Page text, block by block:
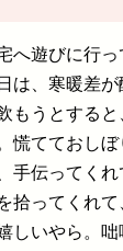
へ遊びに行
は、寒暖差
もうとする
慌てておし
手伝ってく
拾ってくれ
しいやら。